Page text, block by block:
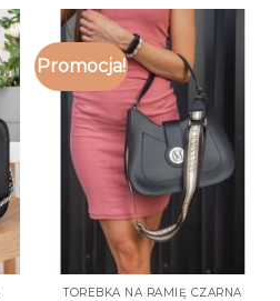
Promocja!
TOREBKA NA RAMIĘ CZARNA